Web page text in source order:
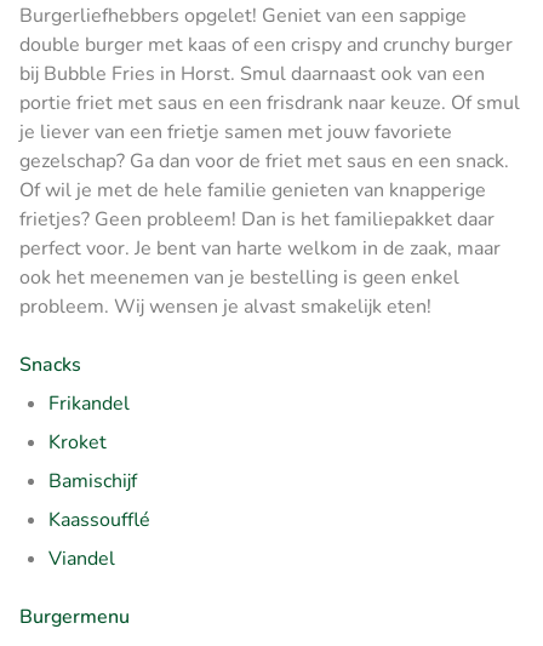
Burgerliefhebbers opgelet! Geniet van een sappige
double burger met kaas of een crispy and crunchy burger
bij Bubble Fries in Horst. Smul daarnaast ook van een
portie friet met saus en een frisdrank naar keuze. Of smul
je liever van een frietje samen met jouw favoriete
gezelschap? Ga dan voor de friet met saus en een snack.
Of wil je met de hele familie genieten van knapperige
frietjes? Geen probleem! Dan is het familiepakket daar
perfect voor. Je bent van harte welkom in de zaak, maar
ook het meenemen van je bestelling is geen enkel
probleem. Wij wensen je alvast smakelijk eten!
Snacks
Frikandel
Kroket
Bamischijf
Kaassoufflé
Viandel
Burgermenu